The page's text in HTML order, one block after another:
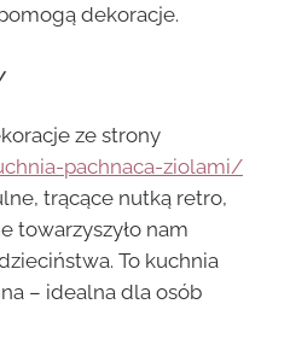
dekoracje.
ze strony
pachnaca-ziolami/
trącące nutką retro,
towarzyszyło nam
To kuchnia
– idealna dla osób